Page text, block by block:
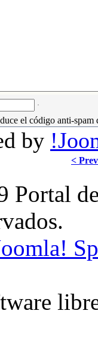
el código anti-spam
by
< Prev